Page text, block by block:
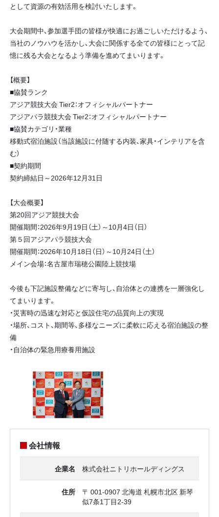
として資源の有効活用を検討いたします。
大会期間中、参加選手団の皆様が快適にお過ごしいただけるよう、
当社のノウハウを活かし、大会に関係する全ての皆様にとって記
憶に残る大会となるよう準備を進めてまいります。
【概要】
■協賛ランク
アジア競技大会 Tier2：オフィシャルパートナー
アジアパラ競技大会 Tier2：オフィシャルパートナー
■協賛カテゴリ・業種
移動式宿泊施設（当該施設に付随する内装、家具・インテリアを含
む）
■契約期間
契約締結日～2026年12月31日
【大会概要】
第20回アジア競技大会
開催期間：2026年9月19日（土）～10月4日（日）
第５回アジアパラ競技大会
開催期間：2026年10月18日（日）～10月24日（土）
メイン会場：名古屋市瑞穂公園陸上競技場
今後も下記施設整備などに寄与し、自治体との連携を一層強化し
てまいります。
・災害時の迅速な対応と仮設住宅の品質向上の実現
・場所、コスト、期間等、多様なニーズに柔軟に応える宿泊施設の整
備
・自治体の緊急用療養用施設
会社情報
企業名 株式会社ニトリホールディングス
住所
〒 001-0907 北海道 札幌市北区 新琴
似7条1丁目2‐39